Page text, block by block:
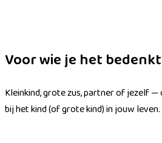
Voor wie je het bedenkt
Kleinkind, grote zus, partner of jezelf
bij het kind (of grote kind) in jouw leven.